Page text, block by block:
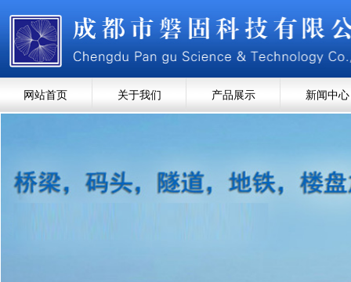
网站首页 关于我们 产品展示 新闻中心